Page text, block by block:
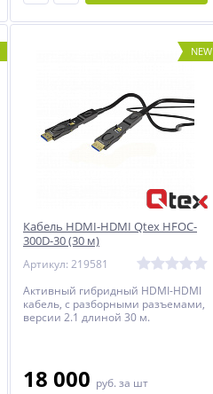
NEW
Кабель HDMI-HDMI Qtex HFOC-
300D-30 (30 м)
Артикул: 219581
Активный гибридный HDMI-HDMI
кабель, c разборными разъемами,
версии 2.1 длиной 30 м.
18 000 руб. за шт